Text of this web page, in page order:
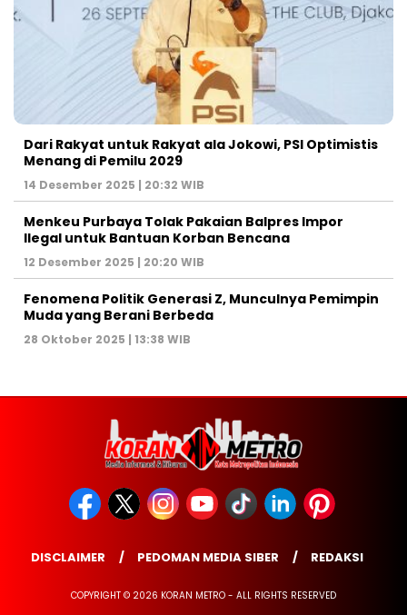
Dari Rakyat untuk Rakyat ala Jokowi, PSI Optimistis
Menang di Pemilu 2029
14 Desember 2025 | 20:32 WIB
Menkeu Purbaya Tolak Pakaian Balpres Impor
Ilegal untuk Bantuan Korban Bencana
12 Desember 2025 | 20:20 WIB
Fenomena Politik Generasi Z, Munculnya Pemimpin
Muda yang Berani Berbeda
28 Oktober 2025 | 13:38 WIB
DISCLAIMER PEDOMAN MEDIA SIBER REDAKSI
COPYRIGHT © 2026 KORAN METRO - ALL RIGHTS RESERVED